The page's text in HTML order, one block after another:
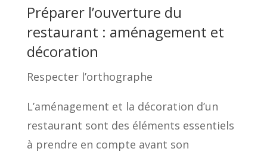
Préparer l’ouverture du
restaurant : aménagement et
décoration
Respecter l’orthographe
L’aménagement et la décoration d’un
restaurant sont des éléments essentiels
à prendre en compte avant son